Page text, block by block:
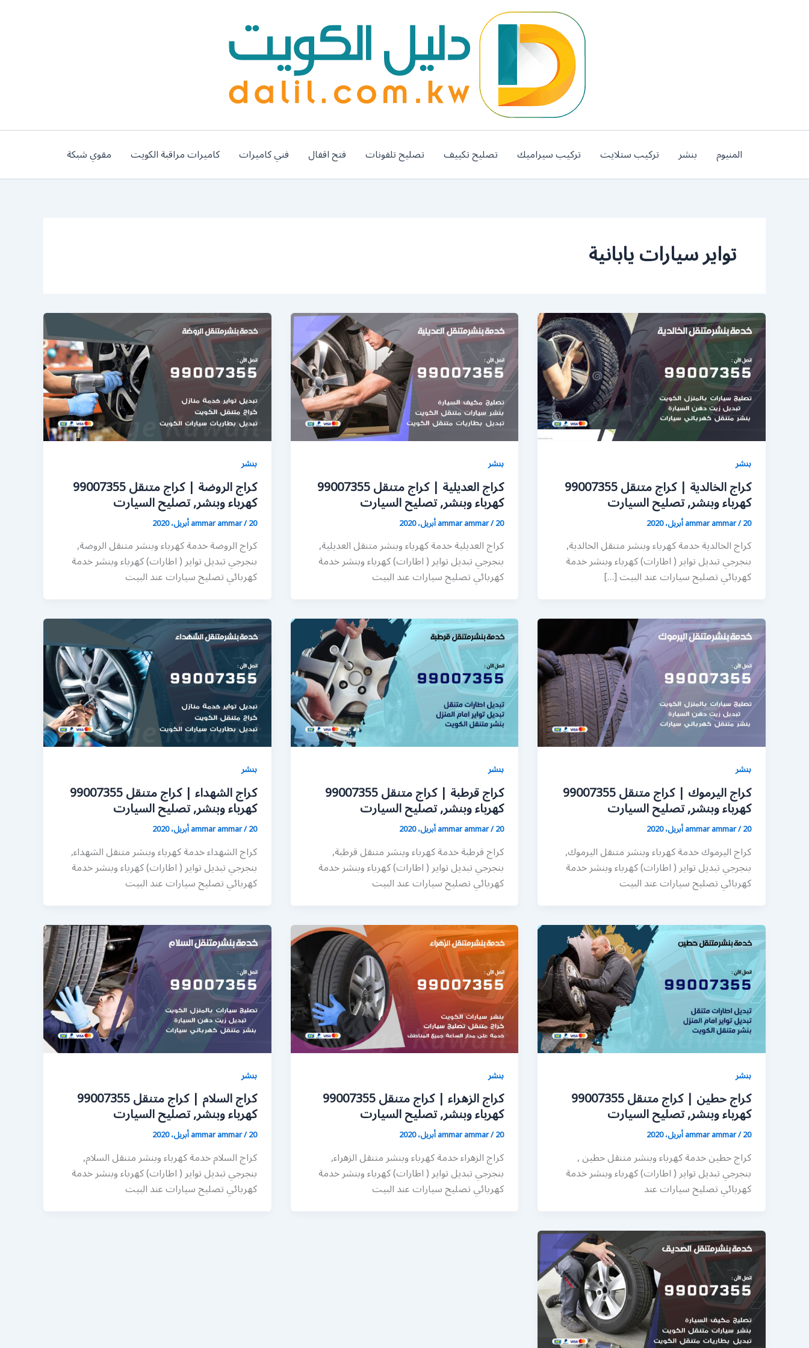
المنيوم بنشر تركيب ستلايت تركيب سيراميك تصليح تكييف تصليح تلفونات فتح اقفال فني كاميرات كاميرات مراقبة الكويت مقوي شبكة
تواير سيارات يابانية
بنشر
كراج الخالدية | كراج متنقل 99007355
كهرباء وبنشر, تصليح السيارت
ammar ammar/20 أبريل، 2020
كراج الخالدية خدمة كهرباء وبنشر متنقل الخالدية,
بنجرجي تبديل تواير ( اطارات) كهرباء وبنشر خدمة
كهربائي تصليح سيارات عند البيت […]
بنشر
كراج العديلية | كراج متنقل 99007355
كهرباء وبنشر, تصليح السيارت
ammar ammar/20 أبريل، 2020
كراج العديلية خدمة كهرباء وبنشر متنقل العديلية,
بنجرجي تبديل تواير ( اطارات) كهرباء وبنشر خدمة
كهربائي تصليح سيارات عند البيت
بنشر
كراج الروضة | كراج متنقل 99007355
كهرباء وبنشر, تصليح السيارت
ammar ammar/20 أبريل، 2020
كراج الروضة خدمة كهرباء وبنشر متنقل الروضة,
بنجرجي تبديل تواير ( اطارات) كهرباء وبنشر خدمة
كهربائي تصليح سيارات عند البيت
بنشر
كراج اليرموك | كراج متنقل 99007355
كهرباء وبنشر, تصليح السيارت
ammar ammar/20 أبريل، 2020
كراج اليرموك خدمة كهرباء وبنشر متنقل اليرموك,
بنجرجي تبديل تواير ( اطارات) كهرباء وبنشر خدمة
كهربائي تصليح سيارات عند البيت
بنشر
كراج قرطبة | كراج متنقل 99007355
كهرباء وبنشر, تصليح السيارت
ammar ammar/20 أبريل، 2020
كراج قرطبة خدمة كهرباء وبنشر متنقل قرطبة,
بنجرجي تبديل تواير ( اطارات) كهرباء وبنشر خدمة
كهربائي تصليح سيارات عند البيت
بنشر
كراج الشهداء | كراج متنقل 99007355
كهرباء وبنشر, تصليح السيارت
ammar ammar/20 أبريل، 2020
كراج الشهداء خدمة كهرباء وبنشر متنقل الشهداء,
بنجرجي تبديل تواير ( اطارات) كهرباء وبنشر خدمة
كهربائي تصليح سيارات عند البيت
بنشر
كراج حطين | كراج متنقل 99007355
كهرباء وبنشر, تصليح السيارت
ammar ammar/20 أبريل، 2020
كراج حطين خدمة كهرباء وبنشر متنقل حطين ,
بنجرجي تبديل تواير ( اطارات) كهرباء وبنشر خدمة
كهربائي تصليح سيارات عند
بنشر
كراج الزهراء | كراج متنقل 99007355
كهرباء وبنشر, تصليح السيارت
ammar ammar/20 أبريل، 2020
كراج الزهراء خدمة كهرباء وبنشر متنقل الزهراء,
بنجرجي تبديل تواير ( اطارات) كهرباء وبنشر خدمة
كهربائي تصليح سيارات عند البيت
بنشر
كراج السلام | كراج متنقل 99007355
كهرباء وبنشر, تصليح السيارت
ammar ammar/20 أبريل، 2020
كراج السلام خدمة كهرباء وبنشر متنقل السلام,
بنجرجي تبديل تواير ( اطارات) كهرباء وبنشر خدمة
كهربائي تصليح سيارات عند البيت